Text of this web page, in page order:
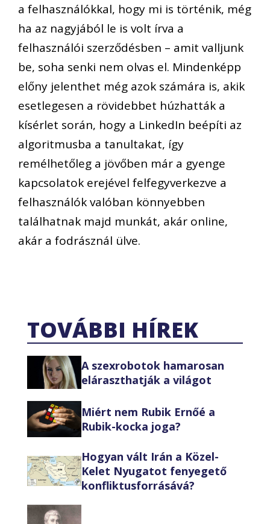
a felhasználókkal, hogy mi is történik, még
ha az nagyjából le is volt írva a
felhasználói szerződésben – amit valljunk
be, soha senki nem olvas el. Mindenképp
előny jelenthet még azok számára is, akik
esetlegesen a rövidebbet húzhatták a
kísérlet során, hogy a LinkedIn beépíti az
algoritmusba a tanultakat, így
remélhetőleg a jövőben már a gyenge
kapcsolatok erejével felfegyverkezve a
felhasználók valóban könnyebben
találhatnak majd munkát, akár online,
akár a fodrásznál ülve.
TOVÁBBI HÍREK
A szexrobotok hamarosan
eláraszthatják a világot
Miért nem Rubik Ernőé a
Rubik-kocka joga?
Hogyan vált Irán a Közel-
Kelet Nyugatot fenyegető
konfliktusforrásává?